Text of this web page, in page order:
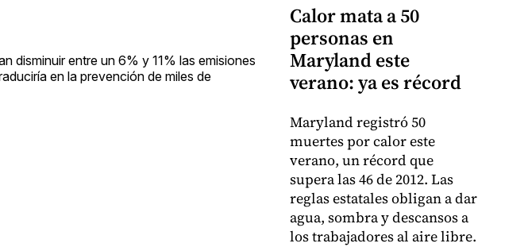
disminuir entre un 6% y 11% las emisiones
en la prevención de miles de
Calor mata a 50
personas en
Maryland este
verano: ya es récord
Maryland registró 50
muertes por calor este
verano, un récord que
supera las 46 de 2012. Las
reglas estatales obligan a dar
agua, sombra y descansos a
los trabajadores al aire libre.